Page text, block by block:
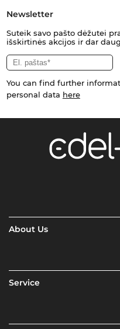
Newsletter
Suteik savo pašto dėžutei
išskirtinės akcijos ir dar
You can find further
personal data here
About Us
Service